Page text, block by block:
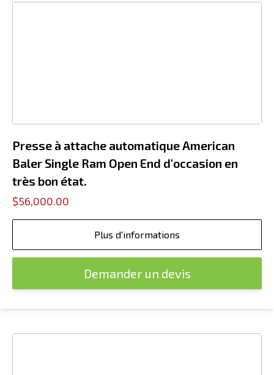
Presse à attache automatique American
Baler Single Ram Open End d'occasion en
très bon état.
$56,000.00
Plus d'informations
Demander un devis